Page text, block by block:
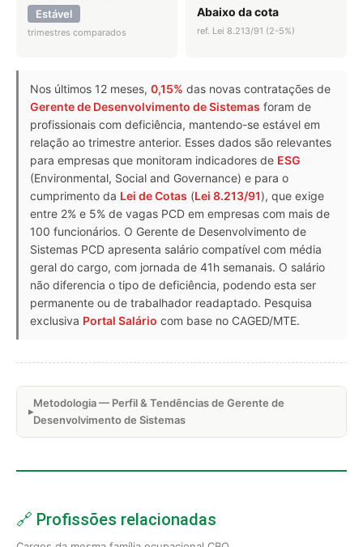
Estável
trimestres comparados
Abaixo da cota
ref. Lei 8.213/91 (2-5%)
Nos últimos 12 meses, 0,15% das novas contratações de
Gerente de Desenvolvimento de Sistemas foram de
profissionais com deficiência, mantendo-se estável em
relação ao trimestre anterior. Esses dados são relevantes
para empresas que monitoram indicadores de ESG
(Environmental, Social and Governance) e para o
cumprimento da Lei de Cotas (Lei 8.213/91), que exige
entre 2% e 5% de vagas PCD em empresas com mais de
100 funcionários. O Gerente de Desenvolvimento de
Sistemas PCD apresenta salário compatível com média
geral do cargo, com jornada de 41h semanais. O salário
não diferencia o tipo de deficiência, podendo esta ser
permanente ou de trabalhador readaptado. Pesquisa
exclusiva Portal Salário com base no CAGED/MTE.
Metodologia — Perfil & Tendências de Gerente de
Desenvolvimento de Sistemas
🔗 Profissões relacionadas